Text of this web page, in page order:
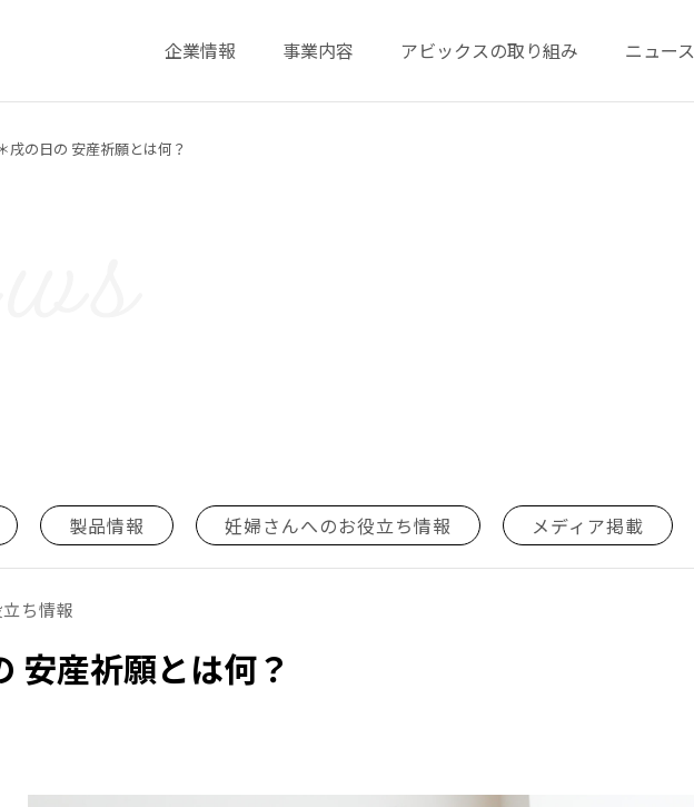
企業情報 事業内容 アビックスの取り組み ニュース
戌の日の 安産祈願とは何？
製品情報 妊婦さんへのお役立ち情報 メディア掲載
ち情報
安産祈願とは何？